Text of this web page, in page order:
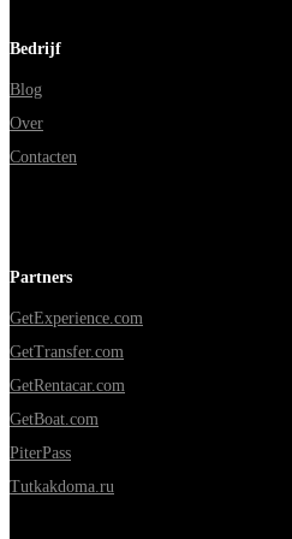
Bedrijf
Blog
Over
Contacten
Partners
GetExperience.com
GetTransfer.com
GetRentacar.com
GetBoat.com
PiterPass
Tutkakdoma.ru